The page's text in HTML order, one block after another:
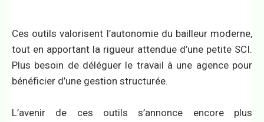
Ces outils valorisent l’autonomie du bailleur moderne,
tout en apportant la rigueur attendue d’une petite SCI.
Plus besoin de déléguer le travail à une agence pour
bénéficier d’une gestion structurée.
L’avenir de ces outils s’annonce encore plus